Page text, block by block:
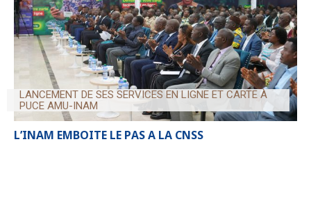
LANCEMENT DE SES SERVICES EN LIGNE ET CARTE À
PUCE AMU-INAM
L’INAM EMBOITE LE PAS A LA CNSS